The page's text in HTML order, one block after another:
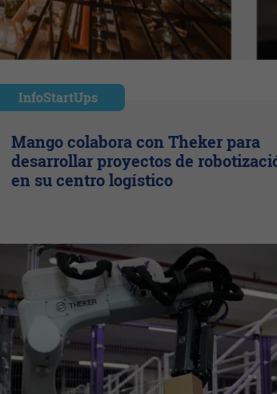
InfoStartUps
Mango colabora con Theker para
desarrollar proyectos de
en su centro logístico